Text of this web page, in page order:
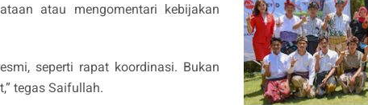
atau mengomentari kebijakan
seperti rapat koordinasi. Bukan
tegas Saifullah.